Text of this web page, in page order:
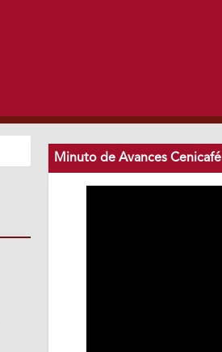
Minuto de Avances Cenicafé